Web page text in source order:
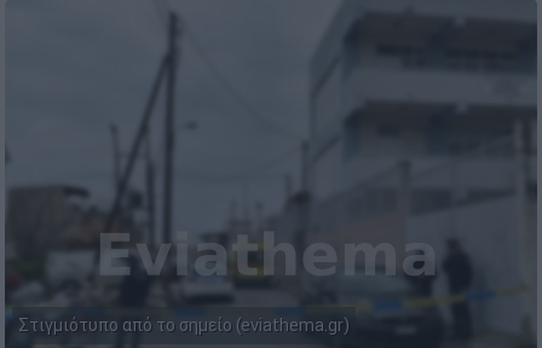
Στιγμιότυπο από το σημείο (eviathema.gr)